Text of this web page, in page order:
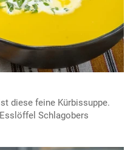
diese feine Kürbissuppe.
Schlagobers